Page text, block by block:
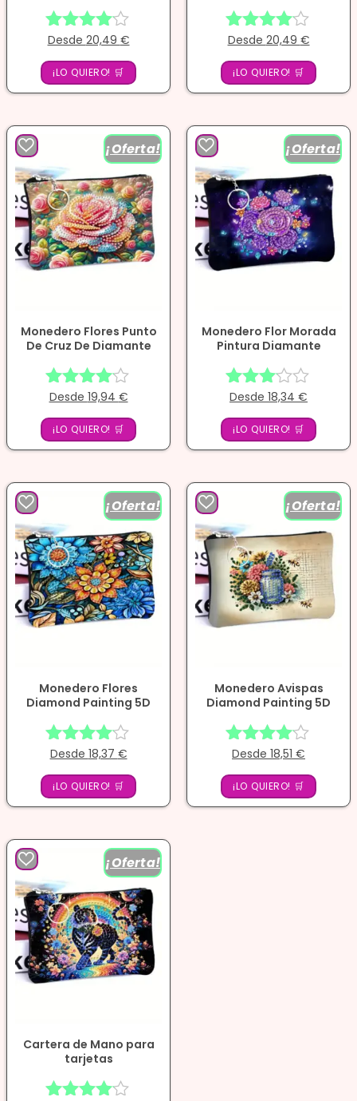
Valorado
con
4.00
de 5
Desde 20,49 €
¡LO QUIERO! 🛒
Valorado
con
4.00
de 5
Desde 20,49 €
¡LO QUIERO! 🛒
¡Oferta!
Monedero Flores Punto
De Cruz De Diamante
Valorado
con
4.00
de 5
Desde 19,94 €
¡LO QUIERO! 🛒
¡Oferta!
Monedero Flor Morada
Pintura Diamante
Valorado
con
3.00
de 5
Desde 18,34 €
¡LO QUIERO! 🛒
¡Oferta!
Monedero Flores
Diamond Painting 5D
Valorado
con
4.00
de 5
Desde 18,37 €
¡LO QUIERO! 🛒
¡Oferta!
Monedero Avispas
Diamond Painting 5D
Valorado
con
4.00
de 5
Desde 18,51 €
¡LO QUIERO! 🛒
¡Oferta!
Cartera de Mano para
tarjetas